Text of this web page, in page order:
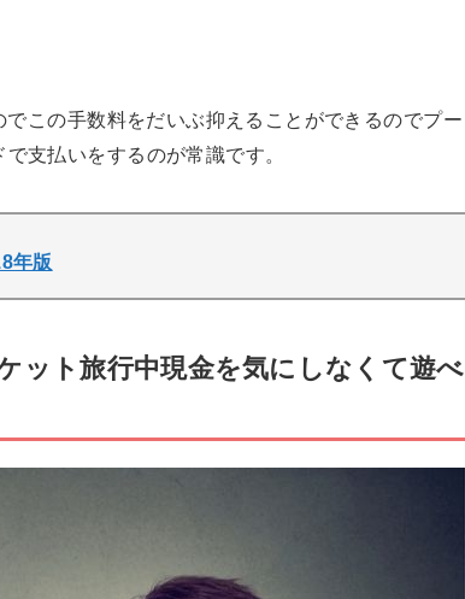
でこの手数料をだいぶ抑えることができるのでプー
支払いをするのが常識です。
年版
ット旅行中現金を気にしなくて遊べ